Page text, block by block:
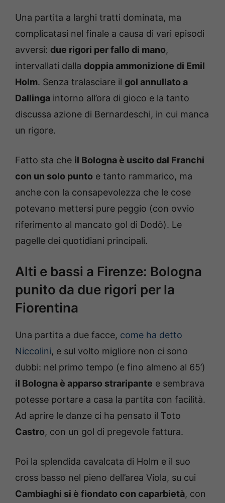
Una partita a larghi tratti dominata, ma
complicatasi nel finale a causa di vari episodi
avversi: due rigori per fallo di mano,
intervallati dalla doppia ammonizione di Emil
Holm. Senza tralasciare il gol annullato a
Dallinga intorno all’ora di gioco e la tanto
discussa azione di Bernardeschi, in cui manca
un rigore.
Fatto sta che il Bologna è uscito dal Franchi
con un solo punto e tanto rammarico, ma
anche con la consapevolezza che le cose
potevano mettersi pure peggio (con ovvio
riferimento al mancato gol di Dodô). Le
pagelle dei quotidiani principali.
Alti e bassi a Firenze: Bologna
punito da due rigori per la
Fiorentina
Una partita a due facce, come ha detto
Niccolini, e sul volto migliore non ci sono
dubbi: nel primo tempo (e fino almeno al 65’)
il Bologna è apparso straripante e sembrava
potesse portare a casa la partita con facilità.
Ad aprire le danze ci ha pensato il Toto
Castro, con un gol di pregevole fattura.
Poi la splendida cavalcata di Holm e il suo
cross basso nel pieno dell’area Viola, su cui
Cambiaghi si è fiondato con caparbietà, con